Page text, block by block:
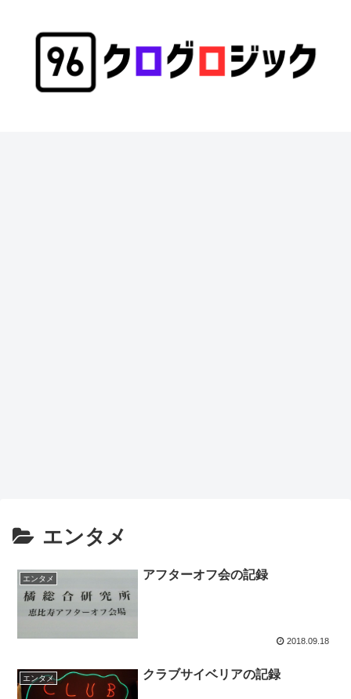
エンタメ
エンタメ アフターオフ会の記録
2018.09.18
エンタメ クラブサイベリアの記録